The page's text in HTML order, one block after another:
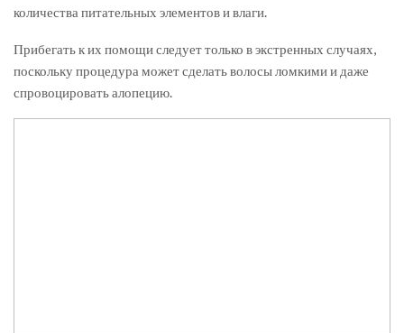
количества питательных элементов и влаги.
Прибегать к их помощи следует только в экстренных случаях,
поскольку процедура может сделать волосы ломкими и даже
спровоцировать алопецию.